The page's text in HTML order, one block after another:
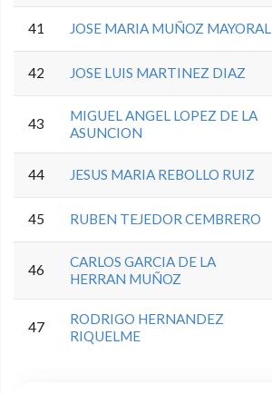
41 JOSE MARIA MUÑOZ MAYORAL
42 JOSE LUIS MARTINEZ DIAZ
43
MIGUEL ANGEL LOPEZ DE LA
ASUNCION
44 JESUS MARIA REBOLLO RUIZ
45 RUBEN TEJEDOR CEMBRERO
46
CARLOS GARCIA DE LA
HERRAN MUÑOZ
47
RODRIGO HERNANDEZ
RIQUELME